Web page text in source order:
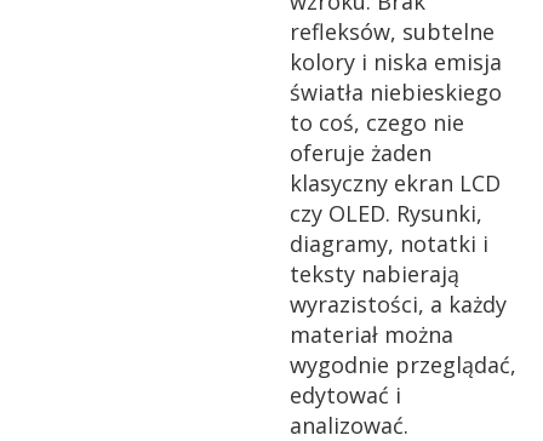
refleksów, subtelne
kolory i niska emisja
światła niebieskiego
to coś, czego nie
oferuje żaden
klasyczny ekran LCD
czy OLED. Rysunki,
diagramy, notatki i
teksty nabierają
wyrazistości, a każdy
materiał można
wygodnie przeglądać,
edytować i
analizować.